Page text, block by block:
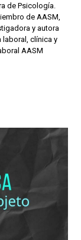
de Psicología.
de AASM,
y autora
clínica y
AASM